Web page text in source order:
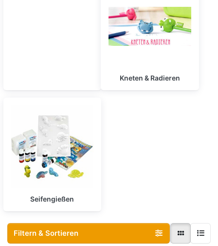
Kneten & Radieren
Seifengießen
Filtern & Sortieren